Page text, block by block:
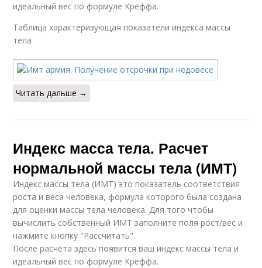
идеальный вес по формуле Креффа.
Таблица характеризующая показатели индекса массы
тела
Читать дальше →
Индекс масса тела. Расчет
нормальной массы тела (ИМТ)
Индекс массы тела (ИМТ) это показатель соответствия
роста и веса человека, формула которого была создана
для оценки массы тела человека. Для того чтобы
вычислить собственный ИМТ заполните поля рост/вес и
нажмите кнопку "Рассчитать".
После расчёта здесь появится ваш индекс массы тела и
идеальный вес по формуле Креффа.